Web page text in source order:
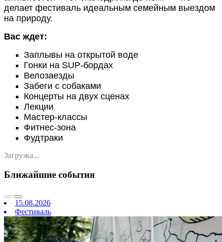
делает фестиваль идеальным семейным выездом
на природу.
Вас ждет:
Заплывы на открытой воде
Гонки на SUP-бордах
Велозаезды
Забеги с собаками
Концерты на двух сценах
Лекции
Мастер-классы
Фитнес-зона
Фудтраки
Загрузка...
Ближайшие события
15.08.2026
Фестиваль